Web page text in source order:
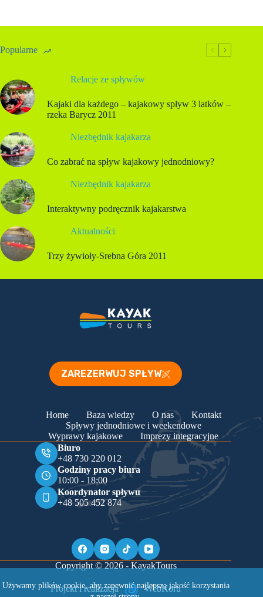
Używamy plików cookie, aby zapewnić najlepszą jakość korzystania
Popularne
Relacje ze spływów
Kajaki dla każdego – kajakowy spływ 3 latków –
rzeka Barycz 2011
Niezbędnik kajakarza
Co zabrać na spływ kajakowy jednodniowy?
Niezbędnik kajakarza
Interaktywny podręcznik kajakarstwa
Aktualności
Trzy żywioły-Srebna Góra 2011
ZAREZERWUJ SPŁYW
Home Baza wiedzy O nas
Kontakt
Spływy jednodniowe i weekendowe
Wyprawy kajakowe
Imprezy integracyjne
Biuro
+48 730 220 012
Godziny pracy biura
10:00 - 18:00
Koordynator spływu
+48 505 452 874
Copyright © 2026 - KayakTours
Projekt i realizacja WebKoru